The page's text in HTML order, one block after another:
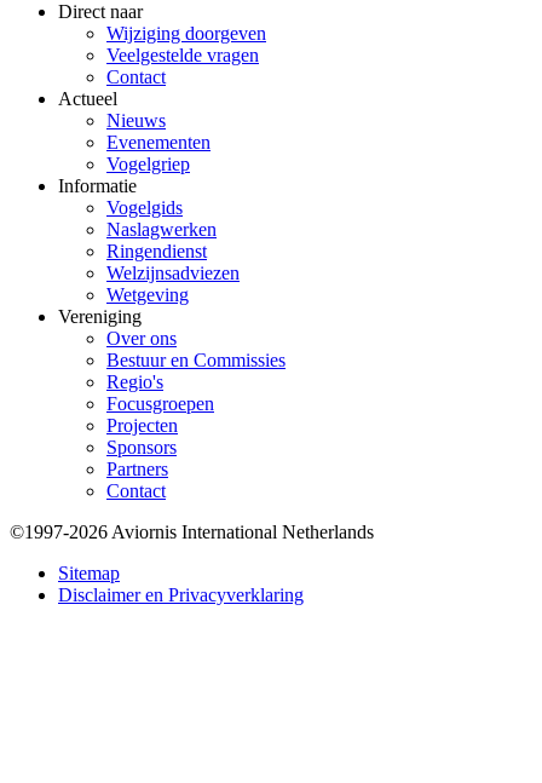
Direct naar
Wijziging doorgeven
Veelgestelde vragen
Contact
Actueel
Nieuws
Evenementen
Vogelgriep
Informatie
Vogelgids
Naslagwerken
Ringendienst
Welzijnsadviezen
Wetgeving
Vereniging
Over ons
Bestuur en Commissies
Regio's
Focusgroepen
Projecten
Sponsors
Partners
Contact
Bottom
©1997-2026 Aviornis International Netherlands
Sitemap
Disclaimer en Privacyverklaring